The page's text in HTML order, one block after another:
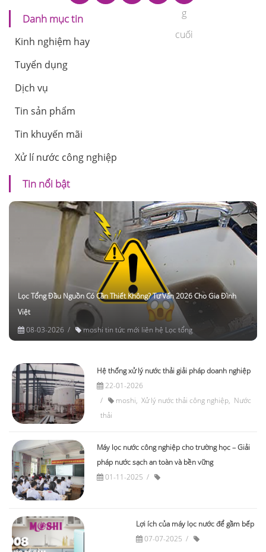
g
cuối
Danh mục tin
Kinh nghiệm hay
Tuyển dụng
Dịch vụ
Tin sản phẩm
Tin khuyến mãi
Xử lí nước công nghiệp
Tin nổi bật
Lọc Tổng Đầu Nguồn Có Cần Thiết Không? Tư Vấn 2026 Cho Gia Đình
Việt
08-03-2026
moshi tin tức mới liên hệ Lọc tổng
Hệ thống xử lý nước thải giải pháp doanh nghiệp
22-01-2026
moshi Xử lý nước thải công nghiệp Nước
thải
Máy lọc nước công nghiệp cho trường học – Giải
pháp nước sạch an toàn và bền vững
01-11-2025
Lợi ích của máy lọc nước để gầm bếp
07-07-2025